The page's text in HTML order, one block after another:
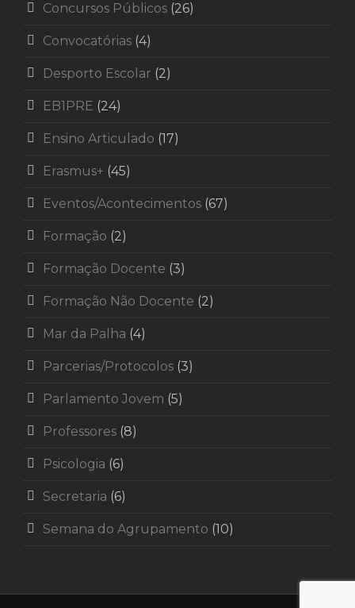
Concursos Públicos (26)
Convocatórias (4)
Desporto Escolar (2)
EB1PRE (24)
Ensino Articulado (17)
Erasmus+ (45)
Eventos/Acontecimentos (67)
Formação (2)
Formação Docente (3)
Formação Não Docente (2)
Mar da Palha (4)
Parcerias/Protocolos (3)
Parlamento Jovem (5)
Professores (8)
Psicologia (6)
Secretaria (6)
Semana do Agrupamento (10)